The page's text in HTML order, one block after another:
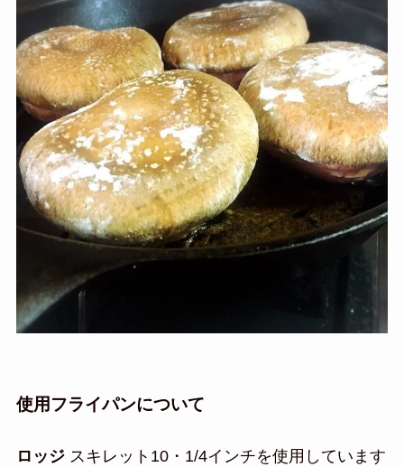
使用フライパンについて
ロッジスキレット10・1/4インチを使用しています